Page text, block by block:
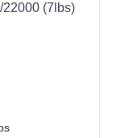
22000 (7lbs)